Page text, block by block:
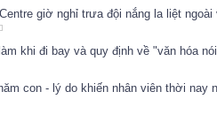
giờ nghỉ trưa đội nắng la liệt
khi đi bay và quy định về "văn hóa
con - lý do khiến nhân viên thời nay